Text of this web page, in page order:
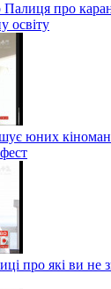
Палиця про
освіту
юних
про які ви не